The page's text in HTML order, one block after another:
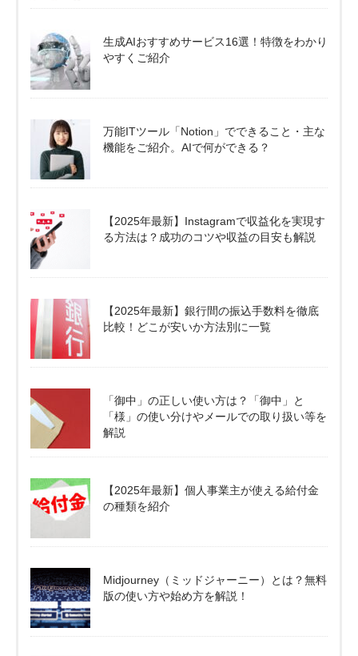
生成AIおすすめサービス16選！特徴をわかり
やすくご紹介
万能ITツール「Notion」でできること・主な
機能をご紹介。AIで何ができる？
【2025年最新】Instagramで収益化を実現す
る方法は？成功のコツや収益の目安も解説
【2025年最新】銀行間の振込手数料を徹底
比較！どこが安いか方法別に一覧
「御中」の正しい使い方は？「御中」と
「様」の使い分けやメールでの取り扱い等を
解説
【2025年最新】個人事業主が使える給付金
の種類を紹介
Midjourney（ミッドジャーニー）とは？無料
版の使い方や始め方を解説！